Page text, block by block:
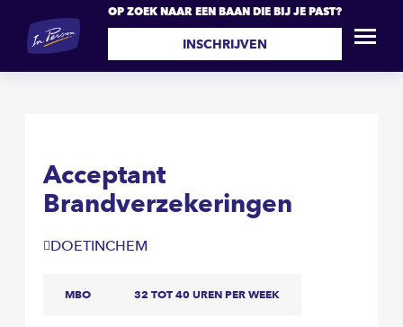
OP ZOEK NAAR EEN BAAN DIE BIJ JE PAST?
INSCHRIJVEN
Acceptant
Brandverzekeringen
DOETINCHEM
MBO 32 TOT 40 UREN PER WEEK
Acceptant
Brandverzekeringen
SOLLICITEER